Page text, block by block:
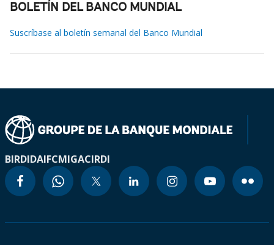
BOLETÍN DEL BANCO MUNDIAL
Suscríbase al boletín semanal del Banco Mundial
BIRDIDAIFCMIGACIRDI